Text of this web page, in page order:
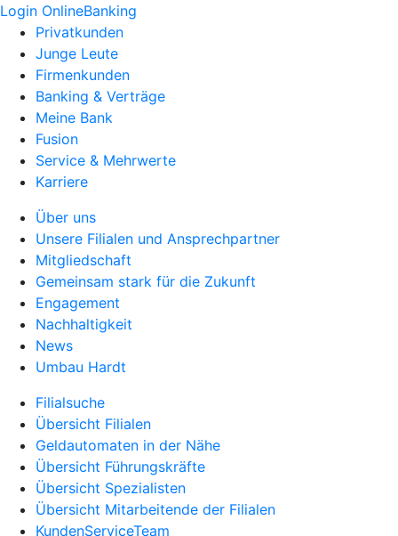
Login OnlineBanking
Privatkunden
Junge Leute
Firmenkunden
Banking & Verträge
Meine Bank
Fusion
Service & Mehrwerte
Karriere
Über uns
Unsere Filialen und Ansprechpartner
Mitgliedschaft
Gemeinsam stark für die Zukunft
Engagement
Nachhaltigkeit
News
Umbau Hardt
Filialsuche
Übersicht Filialen
Geldautomaten in der Nähe
Übersicht Führungskräfte
Übersicht Spezialisten
Übersicht Mitarbeitende der Filialen
KundenServiceTeam